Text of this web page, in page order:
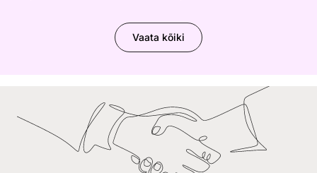
Vaata kõiki